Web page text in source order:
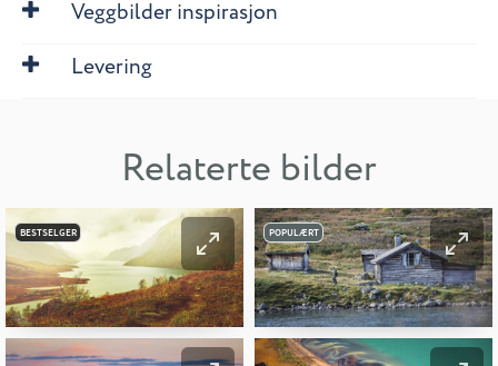
Veggbilder inspirasjon
Levering
Relaterte bilder
BESTSELGER POPULÆRT